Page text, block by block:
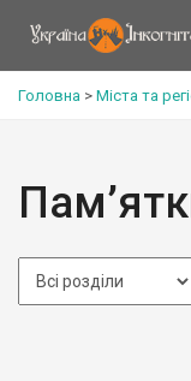
Головна > Міста та